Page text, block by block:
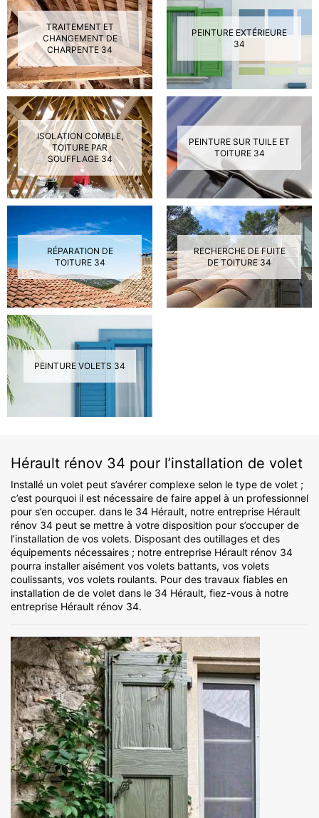
TRAITEMENT ET
CHANGEMENT DE
CHARPENTE 34
PEINTURE EXTÉRIEURE
34
ISOLATION COMBLE,
TOITURE PAR
SOUFFLAGE 34
PEINTURE SUR TUILE ET
TOITURE 34
RÉPARATION DE
TOITURE 34
RECHERCHE DE FUITE
DE TOITURE 34
PEINTURE VOLETS 34
Hérault rénov 34 pour l’installation de volet
Installé un volet peut s’avérer complexe selon le type de volet ;
c’est pourquoi il est nécessaire de faire appel à un professionnel
pour s’en occuper. dans le 34 Hérault, notre entreprise Hérault
rénov 34 peut se mettre à votre disposition pour s’occuper de
l’installation de vos volets. Disposant des outillages et des
équipements nécessaires ; notre entreprise Hérault rénov 34
pourra installer aisément vos volets battants, vos volets
coulissants, vos volets roulants. Pour des travaux fiables en
installation de de volet dans le 34 Hérault, fiez-vous à notre
entreprise Hérault rénov 34.